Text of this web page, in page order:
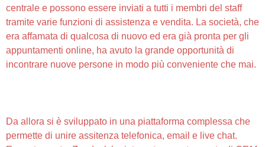
centrale e possono essere inviati a tutti i membri del staff
tramite varie funzioni di assistenza e vendita. La società, che
era affamata di qualcosa di nuovo ed era già pronta per gli
appuntamenti online, ha avuto la grande opportunità di
incontrare nuove persone in modo più conveniente che mai.
Da allora si è sviluppato in una piattaforma complessa che
permette di unire assitenza telefonica, email e live chat.